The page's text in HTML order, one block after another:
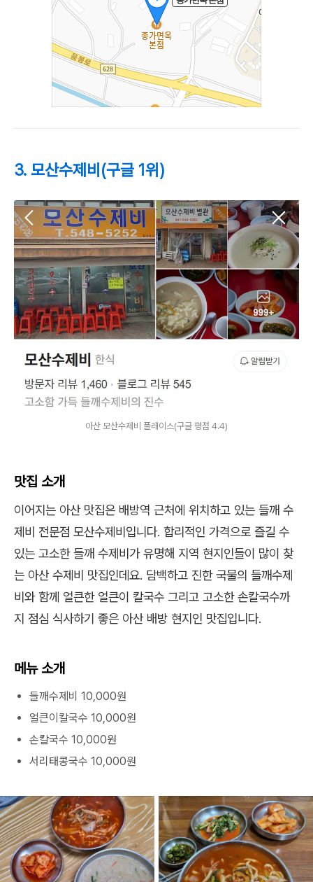
3. 모산수제비(구글 1위)
아산 모산수제비 플레이스(구글 평점 4.4)
맛집 소개
이어지는 아산 맛집은 배방역 근처에 위치하고 있는 들깨 수
제비 전문점 모산수제비입니다. 합리적인 가격으로 즐길 수
있는 고소한 들깨 수제비가 유명해 지역 현지인들이 많이 찾
는 아산 수제비 맛집인데요. 담백하고 진한 국물의 들깨수제
비와 함께 얼큰한 얼큰이 칼국수 그리고 고소한 손칼국수까
지 점심 식사하기 좋은 아산 배방 현지인 맛집입니다.
메뉴 소개
들깨수제비 10,000원
얼큰이칼국수 10,000원
손칼국수 10,000원
서리태콩국수 10,000원